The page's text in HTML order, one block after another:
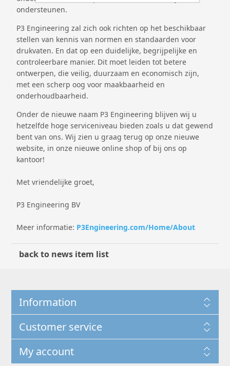
ondersteunen.
P3 Engineering zal zich ook richten op het beschikbaar
stellen van kennis van normen en standaarden voor
drukvaten. En dat op een duidelijke, begrijpelijke en
controleerbare manier. Dit moet leiden tot betere
ontwerpen, die veilig, duurzaam en economisch zijn,
met een scherp oog voor maakbaarheid en
onderhoudbaarheid.
Onder de nieuwe naam P3 Engineering blijven wij u
hetzelfde hoge serviceniveau bieden zoals u dat gewend
bent van ons. Wij zien u graag terug op onze nieuwe
website, in onze nieuwe online shop of bij ons op
kantoor!
Met vriendelijke groet,
P3 Engineering BV
Meer informatie: P3Engineering.com/Home/About
back to news item list
Information
Customer service
My account